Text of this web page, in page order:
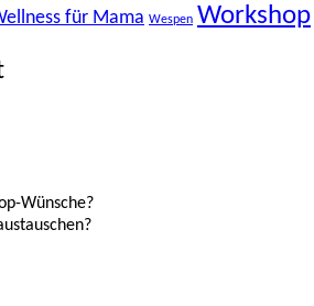
für Mama Wespen Workshop
Wünsche?